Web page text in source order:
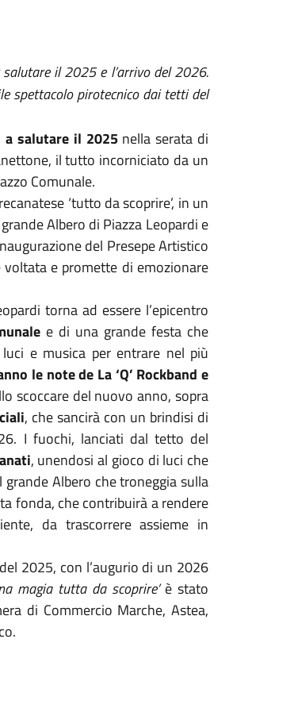
il 2025 e l’arrivo del 2026.
spettacolo pirotecnico dai tetti del
a salutare il 2025nella serata di
il tutto incorniciato da un
Comunale.
‘tutto da scoprire’, in un
Albero di Piazza Leopardi e
del Presepe Artistico
voltata e promette di emozionare
torna ad essere l’epicentro
e di una grande festa che
e musica per entrare nel più
le note de La ‘Q’ Rockband e
scoccare del nuovo anno, sopra
, che sancirà con un brindisi di
I fuochi, lanciati dal tetto del
, unendosi al gioco di luci che
Albero che troneggia sulla
fonda, che contribuirà a rendere
da trascorrere assieme in
2025, con l’augurio di un 2026
magia tutta da scoprire’è stato
di Commercio Marche, Astea,